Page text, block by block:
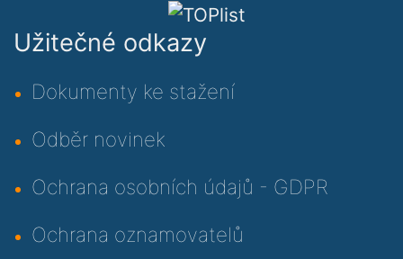
Užitečné odkazy
Dokumenty ke stažení
Odběr novinek
Ochrana osobních údajů - GDPR
Ochrana oznamovatelů